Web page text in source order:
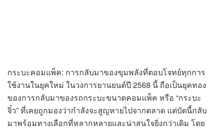
กระบะคอมแพ็ค: การกลับมาของขุมพลังที่ตอบโจทย์ทุกการ
ใช้งานในยุคใหม่ ในวงการยานยนต์ปี 2568 นี้ ถือเป็นยุคทอง
ของการกลับมาของรถกระบะขนาดคอมแพ็ค หรือ “กระบะ
จิ๋ว” ที่เคยถูกมองว่ากำลังจะสูญหายไปจากตลาด แต่บัดนี้กลับ
มาพร้อมทางเลือกที่หลากหลายและน่าสนใจยิ่งกว่าเดิม โดย